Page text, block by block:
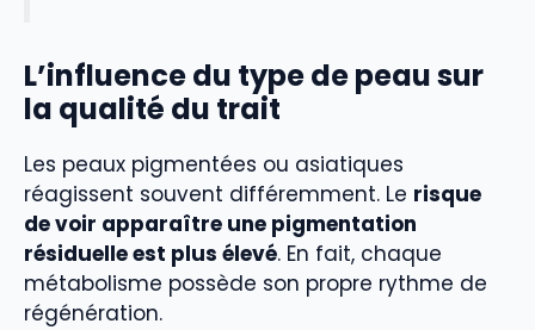
L’influence du type de peau sur
la qualité du trait
Les peaux pigmentées ou asiatiques
réagissent souvent différemment. Le risque
de voir apparaître une pigmentation
résiduelle est plus élevé. En fait, chaque
métabolisme possède son propre rythme de
régénération.